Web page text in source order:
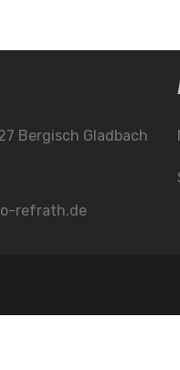
Bergisch Gladbach
refrath.de